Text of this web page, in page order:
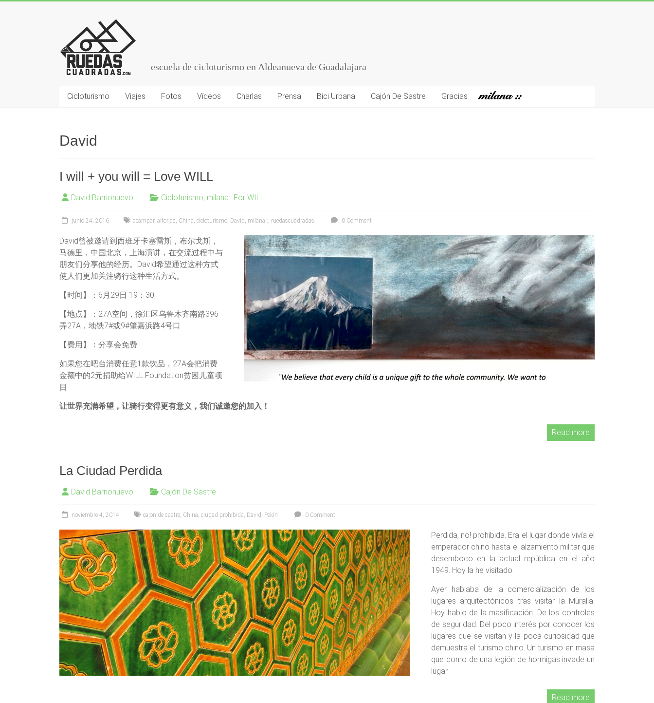
escuela de cicloturismo en Aldeanueva de Guadalajara
Cicloturismo Viajes Fotos Vídeos Charlas Prensa Bici Urbana Cajón De Sastre Gracias
David
I will + you will = Love WILL
David Barrionuevo Cicloturismo, milana:: For WILL
junio 24, 2016 acampar, alforjas, China, cicloturismo, David , milana::, ruedascuadradas 0 Comment
David曾被邀请到西班牙卡塞雷斯，布尔戈斯，
马德里，中国北京，上海演讲，在交流过程中与
朋友们分享他的经历。David希望通过这种方式
使人们更加关注骑行这种生活方式。
【时间】：6月29日 19：30
【地点】：27A空间，徐汇区乌鲁木齐南路396
弄27A，地铁7#或9#肇嘉浜路4号口
【费用】：分享会免费
如果您在吧台消费任意1款饮品，27A会把消费
金额中的2元捐助给WILL Foundation贫困儿童项
目
让世界充满希望，让骑行变得更有意义，我们诚邀您的加入！
Read more
La Ciudad Perdida
David Barrionuevo Cajón De Sastre
noviembre 4, 2014 cajon de sastre, China, ciudad prohibida, David , Pekín 0 Comment
Perdida, no! prohibida. Era el lugar donde vivía el
emperador chino hasta el alzamiento militar que
desemboco en la actual república en el año
1949. Hoy la he visitado.
Ayer hablaba de la comercialización de los
lugares arquitectónicos tras visitar la Muralla.
Hoy hablo de la masificación. De los controles
de seguridad. Del poco interés por conocer los
lugares que se visitan y la poca curiosidad que
demuestra el turismo chino. Un turismo en masa
que como de una legión de hormigas invade un
lugar.
Read more